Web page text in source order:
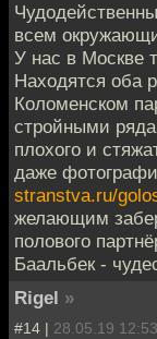
всем
У нас в Москве
Находятся оба
Коломенском
стройными
плохого и
даже
stranstva.ru/
желающим
полового
Баальбек -
Rigel »
#14 | 28.05.19 12:53